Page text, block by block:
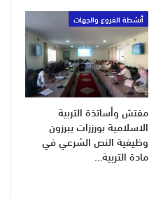
أنشطة الفروع والجهات
مفتش وأساتذة التربية
الاسلامية بورززات يبرزون
وظيفية النص الشرعي في
مادة التربية…